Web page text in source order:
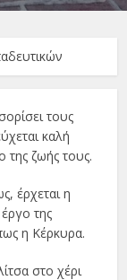
τους
καλή
της ζωής τους.
έρχεται η
της
η Κέρκυρα.
στο χέρι